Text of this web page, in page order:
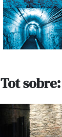
Tot